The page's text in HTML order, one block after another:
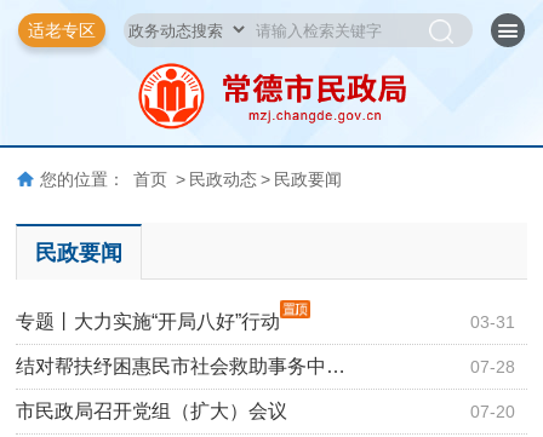
适老专区
您的位置： 首页 > 民政动态 > 民政要闻
民政要闻
03-31
专题丨大力实施“开局八好”行动
07-28
结对帮扶纾困惠民市社会救助事务中…
07-20
市民政局召开党组（扩大）会议